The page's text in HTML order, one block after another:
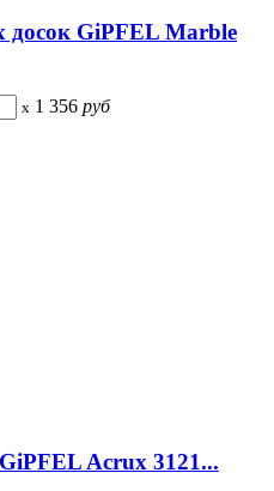
досок GiPFEL Marble
x 1 356 руб
Acrux 3121...